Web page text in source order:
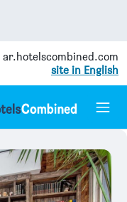
ar.hotelscombined.com
site in English